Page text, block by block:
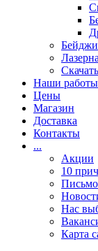
Бейджи
Наши работы
Цены
Магазин
Доставка
Контакты
...
Акции
10
Письмо
Нас
Карта